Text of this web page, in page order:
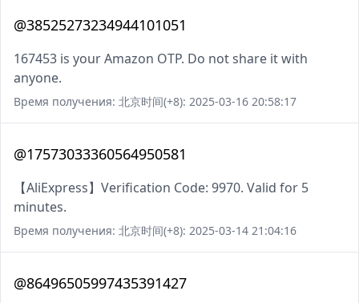
@38525273234944101051
167453 is your Amazon OTP. Do not share it with
anyone.
Время получения: 北京时间(+8): 2025-03-16 20:58:17
@17573033360564950581
【AliExpress】Verification Code: 9970. Valid for 5
minutes.
Время получения: 北京时间(+8): 2025-03-14 21:04:16
@86496505997435391427